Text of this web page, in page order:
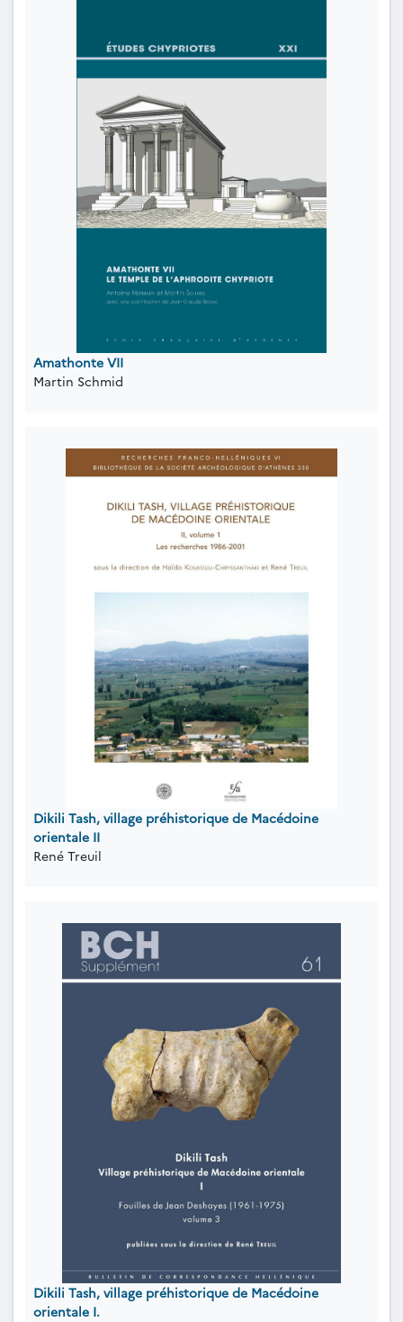
Amathonte VII
Martin Schmid
Dikili Tash, village préhistorique de Macédoine
orientale II
René Treuil
Dikili Tash, village préhistorique de Macédoine
orientale I.